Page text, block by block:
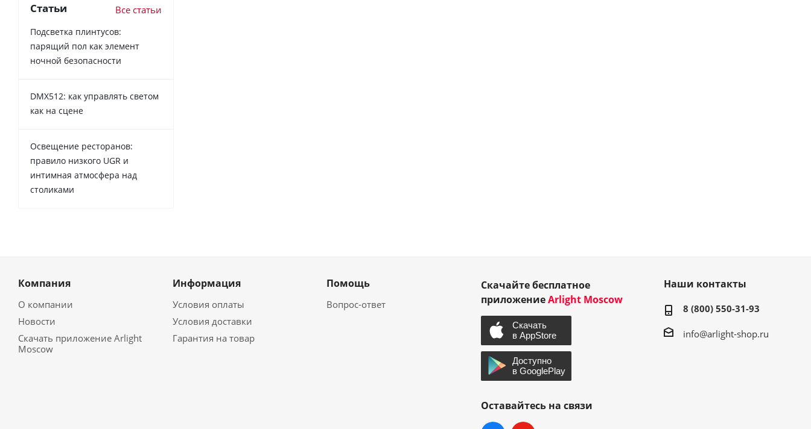
Статьи Все статьи
Подсветка плинтусов:
парящий пол как элемент
ночной безопасности
DMX512: как управлять светом
как на сцене
Освещение ресторанов:
правило низкого UGR и
интимная атмосфера над
столиками
Компания
О компании
Новости
Скачать приложение Arlight
Moscow
Информация
Условия оплаты
Условия доставки
Гарантия на товар
Помощь
Вопрос-ответ
Скачайте бесплатное
приложениеArlight Moscow
Оставайтесь на связи
Наши контакты
8 (800) 550-31-93
info@arlight-shop.ru